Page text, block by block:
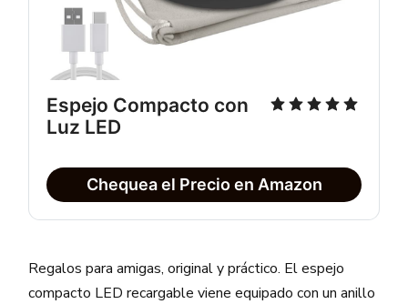
Espejo Compacto con
Luz LED
Chequea el Precio en Amazon
Regalos para amigas, original y práctico. El espejo
compacto LED recargable viene equipado con un anillo